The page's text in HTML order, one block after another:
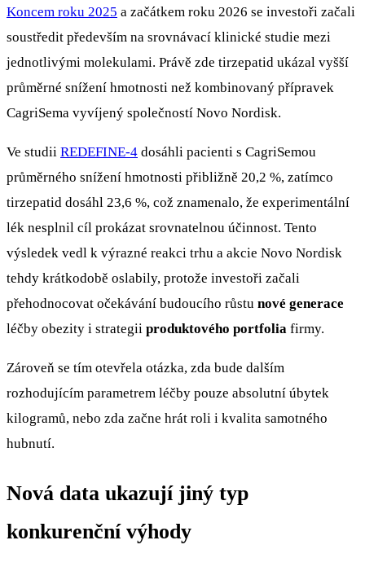
Koncem roku 2025 a začátkem roku 2026 se investoři začali
soustředit především na srovnávací klinické studie mezi
jednotlivými molekulami. Právě zde tirzepatid ukázal vyšší
průměrné snížení hmotnosti než kombinovaný přípravek
CagriSema vyvíjený společností Novo Nordisk.
Ve studii REDEFINE-4 dosáhli pacienti s CagriSemou
průměrného snížení hmotnosti přibližně 20,2 %, zatímco
tirzepatid dosáhl 23,6 %, což znamenalo, že experimentální
lék nesplnil cíl prokázat srovnatelnou účinnost. Tento
výsledek vedl k výrazné reakci trhu a akcie Novo Nordisk
tehdy krátkodobě oslabily, protože investoři začali
přehodnocovat očekávání budoucího růstu nové generace
léčby obezity i strategii produktového portfolia firmy.
Zároveň se tím otevřela otázka, zda bude dalším
rozhodujícím parametrem léčby pouze absolutní úbytek
kilogramů, nebo zda začne hrát roli i kvalita samotného
hubnutí.
Nová data ukazují jiný typ
konkurenční výhody